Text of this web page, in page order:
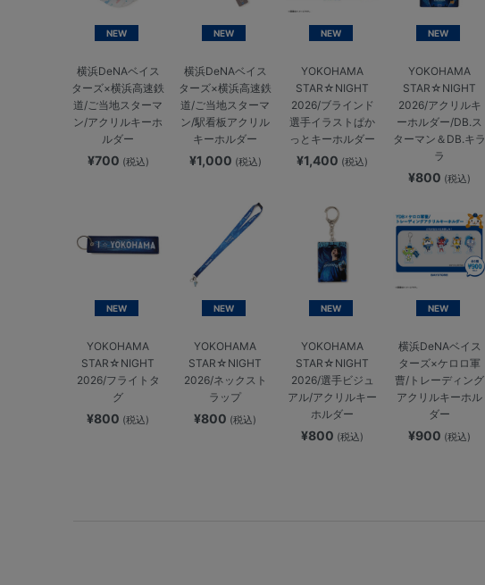
NEW
横浜DeNAベイス
ターズ×横浜高速鉄
道/ご当地スターマ
ン/アクリルキーホ
ルダー
¥700 (税込)
NEW
横浜DeNAベイス
ターズ×横浜高速鉄
道/ご当地スターマ
ン/駅看板アクリル
キーホルダー
¥1,000 (税込)
NEW
YOKOHAMA
STAR☆NIGHT
2026/ブラインド
選手イラストぱか
っとキーホルダー
¥1,400 (税込)
NEW
YOKOHAMA
STAR☆NIGHT
2026/アクリルキ
ーホルダー/DB.ス
ターマン＆DB.キラ
ラ
¥800 (税込)
NEW
YOKOHAMA
STAR☆NIGHT
2026/フライトタ
グ
¥800 (税込)
NEW
YOKOHAMA
STAR☆NIGHT
2026/ネックスト
ラップ
¥800 (税込)
NEW
YOKOHAMA
STAR☆NIGHT
2026/選手ビジュ
アル/アクリルキー
ホルダー
¥800 (税込)
NEW
横浜DeNAベイス
ターズ×ケロロ軍
曹/トレーディング
アクリルキーホル
ダー
¥900 (税込)